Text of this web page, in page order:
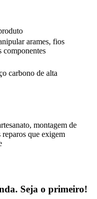
arames, fios
componentes
carbono de alta
montagem de
que exigem
Seja o primeiro!